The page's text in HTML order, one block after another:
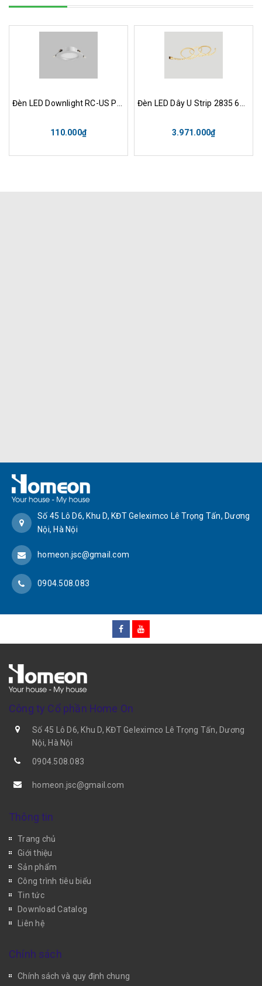
110.000₫ 3.971.000₫
Số 45 Lô D6, Khu D, KĐT Geleximco Lê Trọng Tấn, Dương
Nội, Hà Nội
homeon.jsc@gmail.com
0904.508.083
Công ty Cổ phần Home On
Số 45 Lô D6, Khu D, KĐT Geleximco Lê Trọng Tấn, Dương
Nội, Hà Nội
0904.508.083
homeon.jsc@gmail.com
Thông tin
Trang chủ
Giới thiệu
Sản phẩm
Công trình tiêu biểu
Tin tức
Download Catalog
Liên hệ
Chính sách
Chính sách và quy định chung